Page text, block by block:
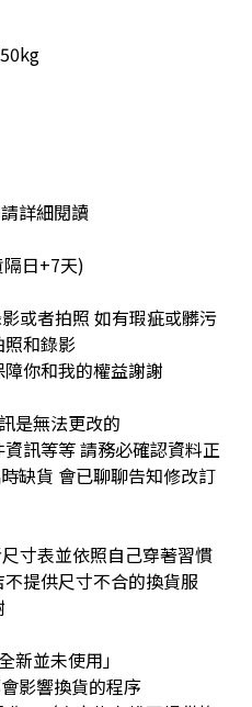
詳細閱讀
日+7天)
或者拍照 如有瑕疵或髒污
和錄影
你和我的權益謝謝
是無法更改的
訊等等 請務必確認資料正
缺貨 會已聊聊告知修改訂
寸表並依照自己穿著習慣
提供尺寸不合的換貨服
新並未使用」
影響換貨的程序